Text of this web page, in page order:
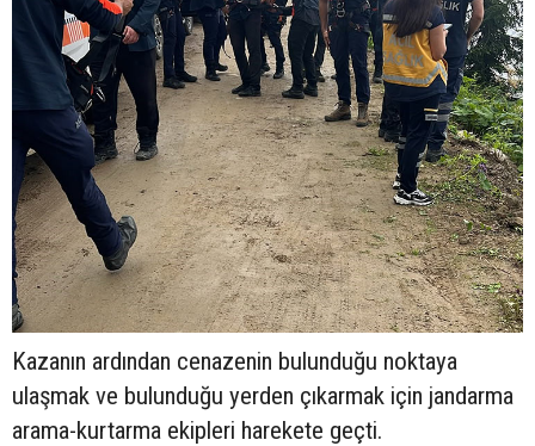
Kazanın ardından cenazenin bulunduğu noktaya
ulaşmak ve bulunduğu yerden çıkarmak için jandarma
arama-kurtarma ekipleri harekete geçti.